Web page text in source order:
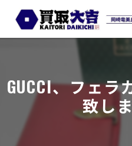
GUCCI、フェラ
致し